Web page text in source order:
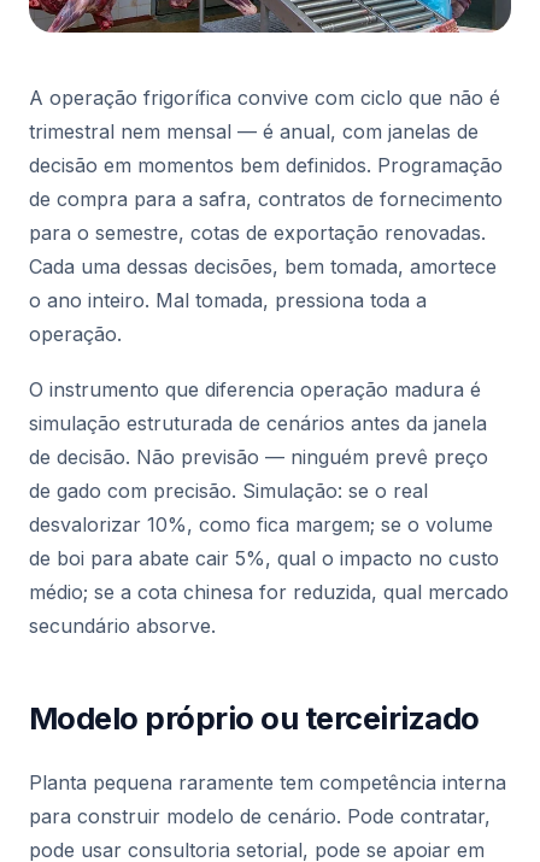
A operação frigorífica convive com ciclo que não é
trimestral nem mensal — é anual, com janelas de
decisão em momentos bem definidos. Programação
de compra para a safra, contratos de fornecimento
para o semestre, cotas de exportação renovadas.
Cada uma dessas decisões, bem tomada, amortece
o ano inteiro. Mal tomada, pressiona toda a
operação.
O instrumento que diferencia operação madura é
simulação estruturada de cenários antes da janela
de decisão. Não previsão — ninguém prevê preço
de gado com precisão. Simulação: se o real
desvalorizar 10%, como fica margem; se o volume
de boi para abate cair 5%, qual o impacto no custo
médio; se a cota chinesa for reduzida, qual mercado
secundário absorve.
Modelo próprio ou terceirizado
Planta pequena raramente tem competência interna
para construir modelo de cenário. Pode contratar,
pode usar consultoria setorial, pode se apoiar em